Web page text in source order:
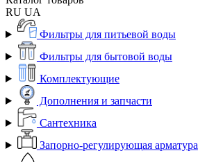
RU UA
Фильтры для питьевой воды
Фильтры для бытовой воды
Комплектующие
Дополнения и запчасти
Сантехника
Запорно-регулирующая арматура